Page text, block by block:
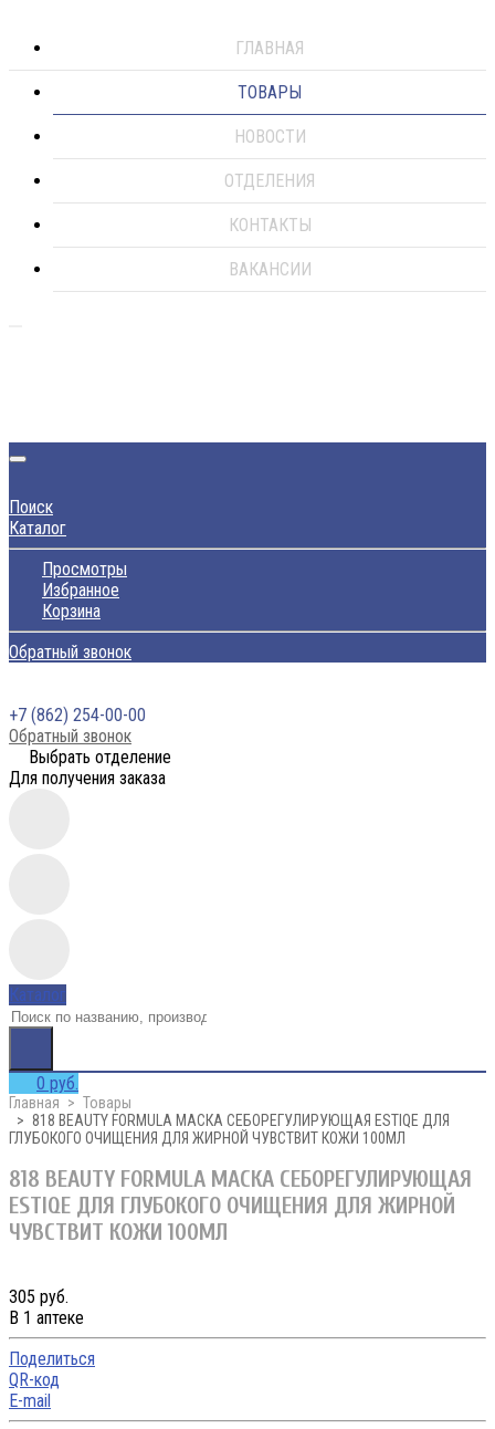
ГЛАВНАЯ
ТОВАРЫ
НОВОСТИ
ОТДЕЛЕНИЯ
КОНТАКТЫ
ВАКАНСИИ
Поиск
Каталог
Просмотры
Избранное
Корзина
Обратный звонок
+7 (862) 254-00-00
Обратный звонок
Выбрать отделение
Для получения заказа
Каталог
0 руб.
Главная
Товары
818 BEAUTY FORMULA МАСКА СЕБОРЕГУЛИРУЮЩАЯ ESTIQE ДЛЯ
ГЛУБОКОГО ОЧИЩЕНИЯ ДЛЯ ЖИРНОЙ ЧУВСТВИТ КОЖИ 100МЛ
818 BEAUTY FORMULA МАСКА СЕБОРЕГУЛИРУЮЩАЯ
ESTIQE ДЛЯ ГЛУБОКОГО ОЧИЩЕНИЯ ДЛЯ ЖИРНОЙ
ЧУВСТВИТ КОЖИ 100МЛ
305 руб.
В 1 аптеке
Поделиться
QR-код
E-mail